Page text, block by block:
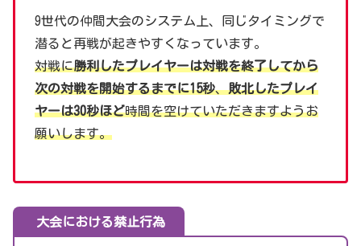
9世代の仲間大会のシステム上、同じタイミングで
潜ると再戦が起きやすくなっています。
対戦に勝利したプレイヤーは対戦を終了してから
次の対戦を開始するまでに15秒、敗北したプレイ
ヤーは30秒ほど時間を空けていただきますようお
願いします。
大会における禁止行為